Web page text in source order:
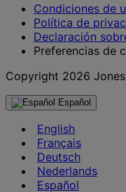
Condiciones de
Política de
Declaración
Preferencias de
Copyright 2026 Jones
Español
English
Français
Deutsch
Nederlands
Español